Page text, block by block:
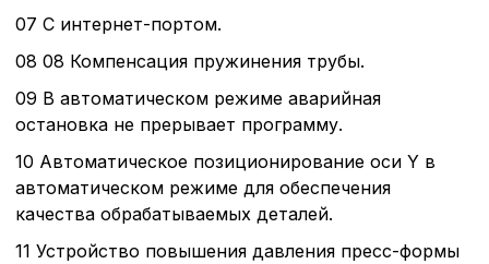
07 С интернет-портом.
08 08 Компенсация пружинения трубы.
09 В автоматическом режиме аварийная
остановка не прерывает программу.
10 Автоматическое позиционирование оси Y в
автоматическом режиме для обеспечения
качества обрабатываемых деталей.
11 Устройство повышения давления пресс-формы